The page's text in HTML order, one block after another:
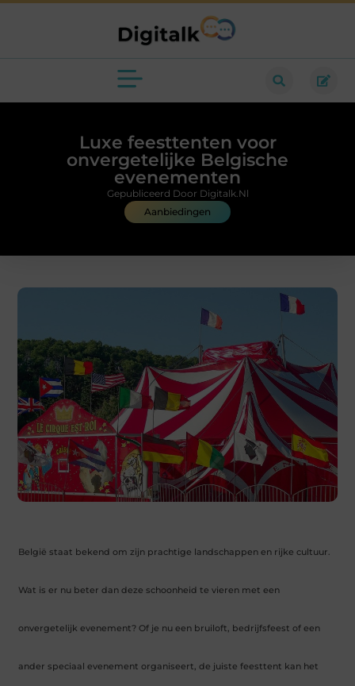
Luxe feesttenten voor
onvergetelijke Belgische
evenementen
Aanbiedingen
Gepubliceerd Door Digitalk.nl
België staat bekend om zijn prachtige landschappen en rijke cultuur.
Wat is er nu beter dan deze schoonheid te vieren met een
onvergetelijk evenement? Of je nu een bruiloft, bedrijfsfeest of een
ander speciaal evenement organiseert, de juiste feesttent kan het